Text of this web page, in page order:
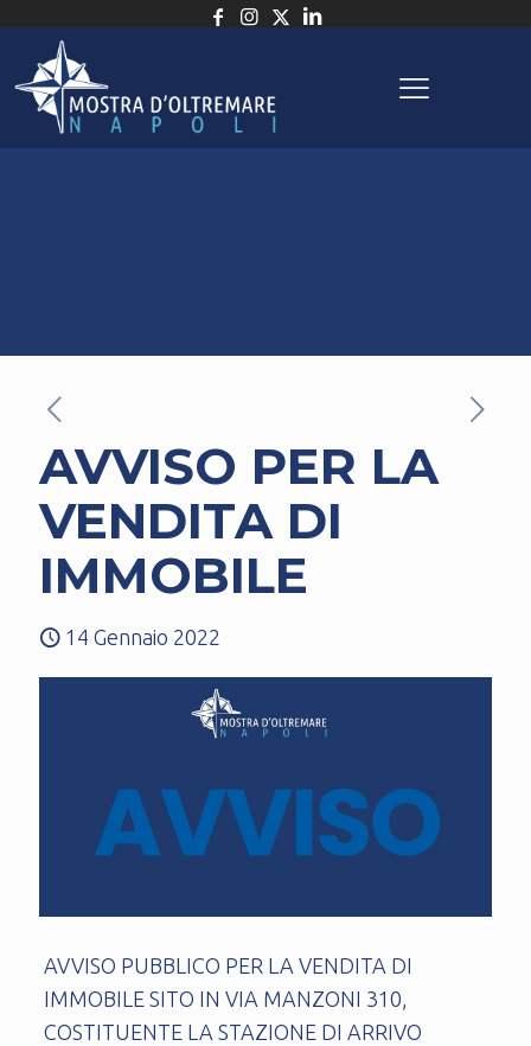
AVVISO PER LA
VENDITA DI
IMMOBILE
14 Gennaio 2022
AVVISO PUBBLICO PER LA VENDITA DI
IMMOBILE SITO IN VIA MANZONI 310,
COSTITUENTE LA STAZIONE DI ARRIVO